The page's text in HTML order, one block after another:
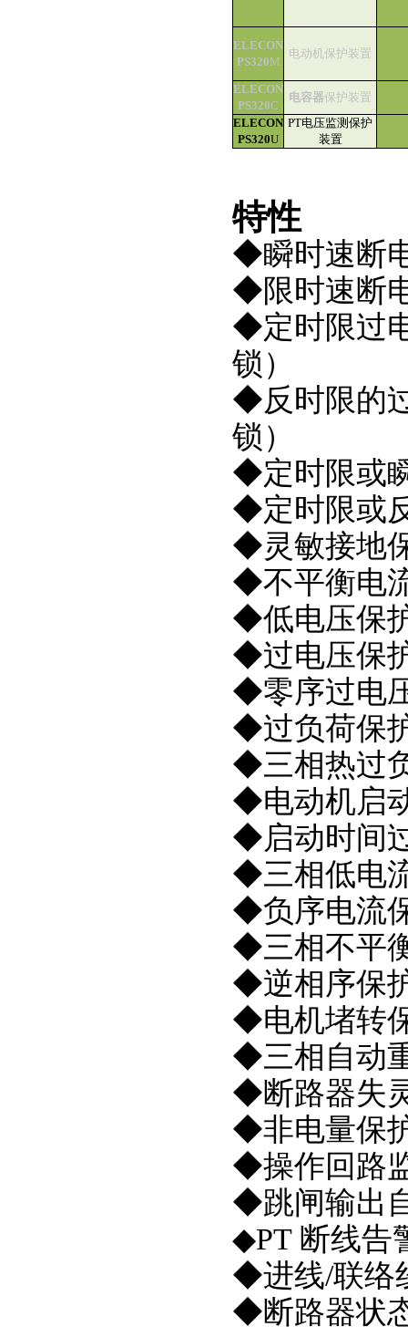
ELECON
PS320M
电动机保护装置
ELECON
PS320C
电容器保护装置
ELECON
PS320U
PT电压监测保护
装置
特性
◆瞬时速断
◆限时速断
◆定时限过
锁）
◆反时限的
锁）
◆定时限或
◆定时限或
◆灵敏接地
◆不平衡电
◆低电压保
◆过电压保
◆零序过电
◆过负荷保
◆三相热过
◆电动机启
◆启动时间
◆三相低电
◆负序电流
◆三相不平
◆逆相序保
◆电机堵转
◆三相自动
◆断路器失
◆非电量保
◆操作回路
◆跳闸输出
◆PT 断线告
◆进线/联络
◆断路器状